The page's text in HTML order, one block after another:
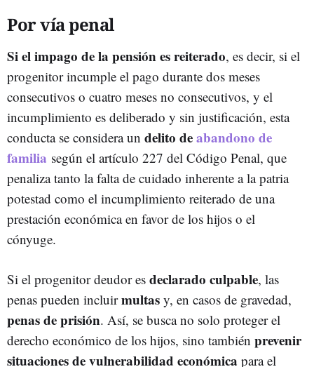
Por vía penal
Si el impago de la pensión es reiterado, es decir, si el
progenitor incumple el pago durante dos meses
consecutivos o cuatro meses no consecutivos, y el
incumplimiento es deliberado y sin justificación, esta
conducta se considera un delito deabandono de
familia según el artículo 227 del Código Penal, que
penaliza tanto la falta de cuidado inherente a la patria
potestad como el incumplimiento reiterado de una
prestación económica en favor de los hijos o el
cónyuge.
Si el progenitor deudor es declarado culpable, las
penas pueden incluirmultas y, en casos de gravedad,
penas de prisión. Así, se busca no solo proteger el
derecho económico de los hijos, sino también prevenir
situaciones de vulnerabilidad económica para el